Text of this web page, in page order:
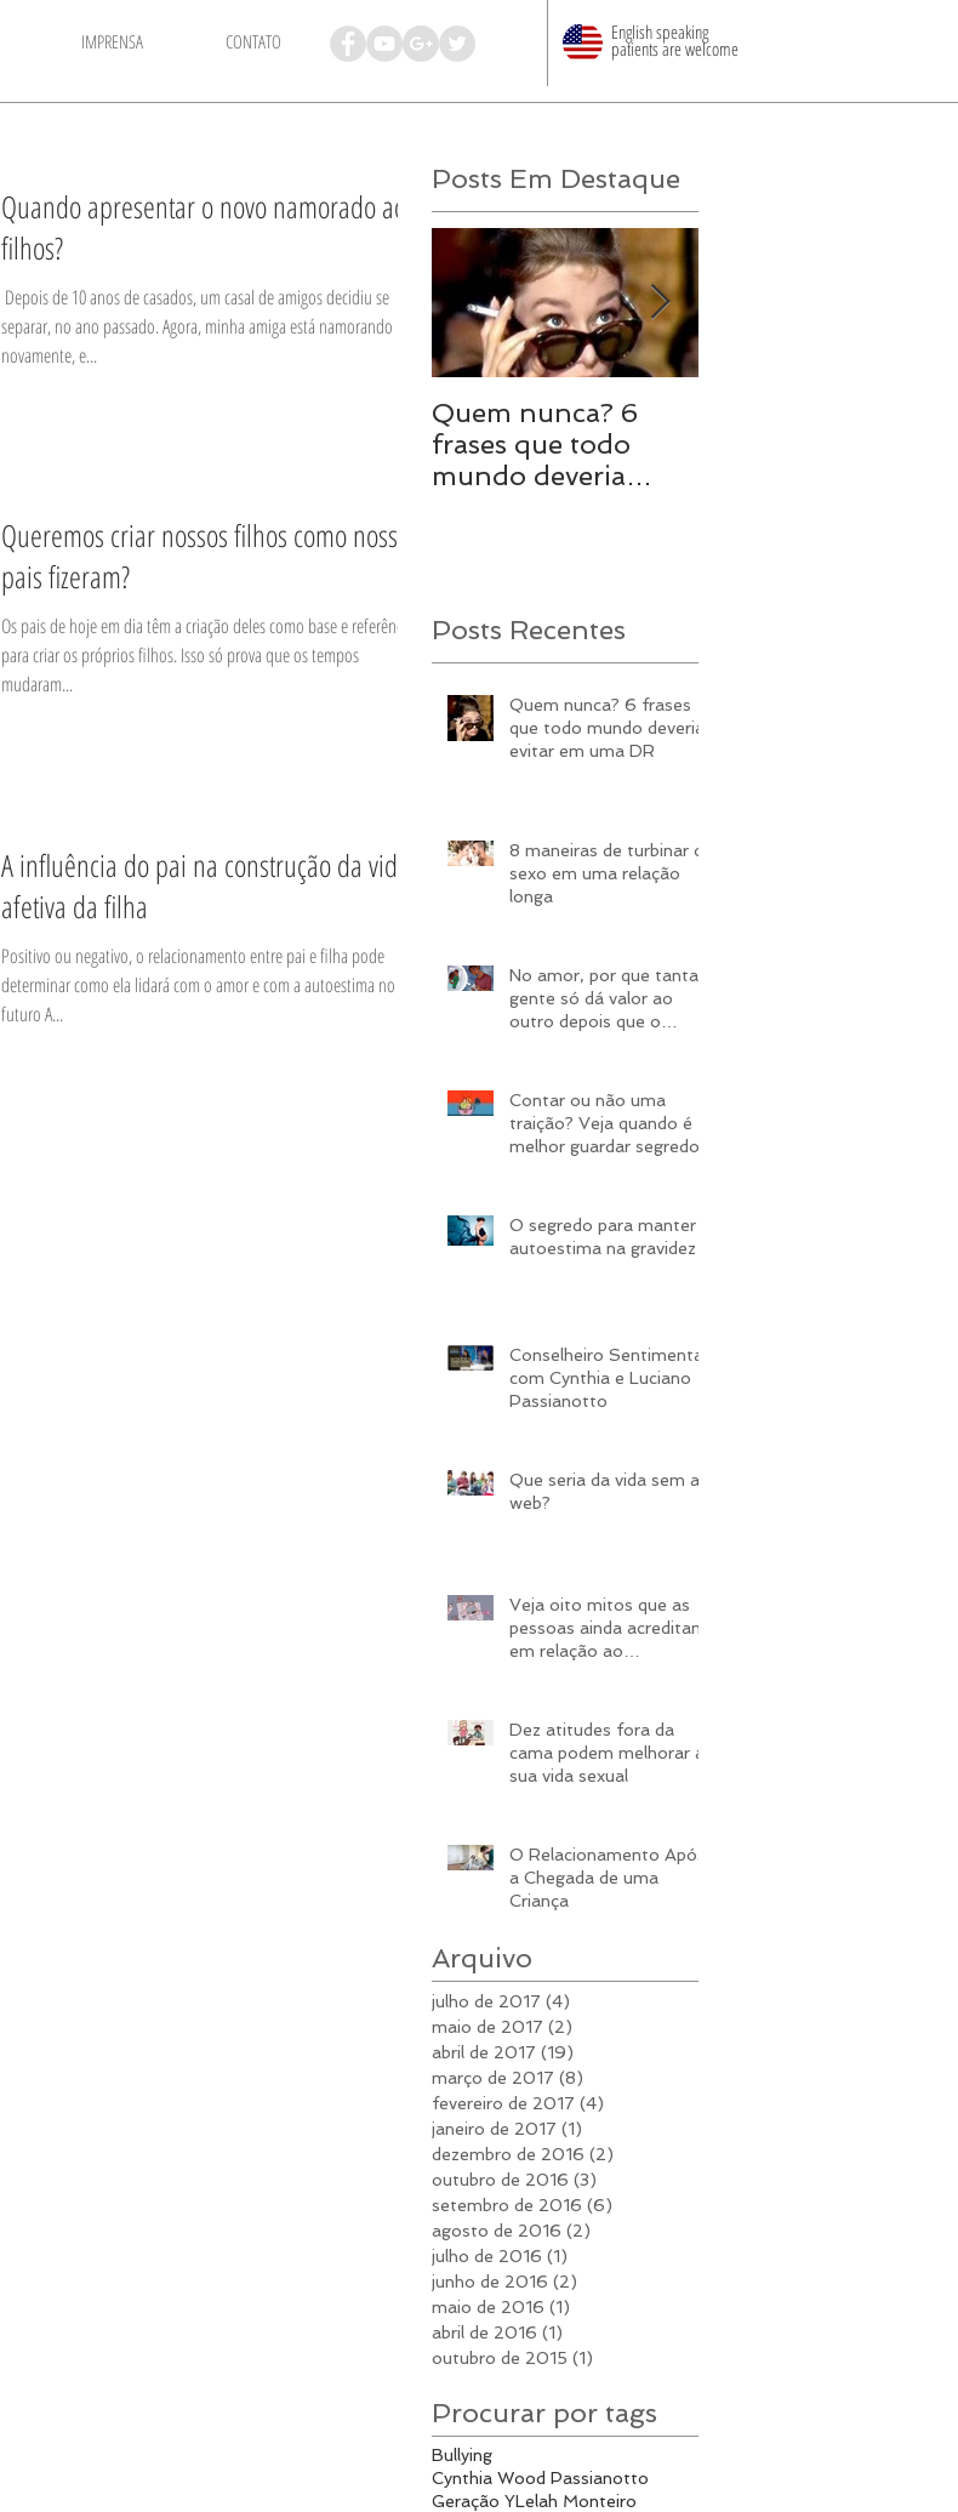
IMPRENSA CONTATO English speaking
patients are welcome
​Quando apresentar o novo namorado aos
filhos?
​​ Depois de 10 anos de casados, um casal de amigos decidiu se
separar, no ano passado. Agora, minha amiga está namorando
novamente, e...
Queremos criar nossos filhos como nossos
pais fizeram?
Os pais de hoje em dia têm a criação deles como base e referência
para criar os próprios filhos. Isso só prova que os tempos
mudaram...
​A influência do pai na construção da vida
afetiva da filha
Positivo ou negativo, o relacionamento entre pai e filha ​pode
determinar como ela lidará com o amor e com a autoestima no
futuro A...
Posts Em Destaque
Quem nunca? 6
frases que todo
mundo deveria
Posts Recentes
Quem nunca? 6 frases
que todo mundo deveria
evitar em uma DR
8 maneiras de turbinar o
sexo em uma relação
longa
No amor, por que tanta
gente só dá valor ao
outro depois que o
Contar ou não uma
traição? Veja quando é
melhor guardar segredo
​O segredo para manter a
autoestima na gravidez
Conselheiro Sentimental
com Cynthia e Luciano
Passianotto
​Que seria da vida sem a
web?
Veja oito mitos que as
pessoas ainda acreditam
em relação ao
Dez atitudes fora da
cama podem melhorar a
sua vida sexual
​O Relacionamento Após
a Chegada de uma
Criança
Arquivo
julho de 2017 (4)
maio de 2017 (2)
abril de 2017 (19)
março de 2017 (8)
fevereiro de 2017 (4)
janeiro de 2017 (1)
dezembro de 2016 (2)
outubro de 2016 (3)
setembro de 2016 (6)
agosto de 2016 (2)
julho de 2016 (1)
junho de 2016 (2)
maio de 2016 (1)
abril de 2016 (1)
outubro de 2015 (1)
Procurar por tags
Bullying
Cynthia Wood Passianotto
Geração YLelah Monteiro